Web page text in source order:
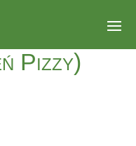
Pizzy)